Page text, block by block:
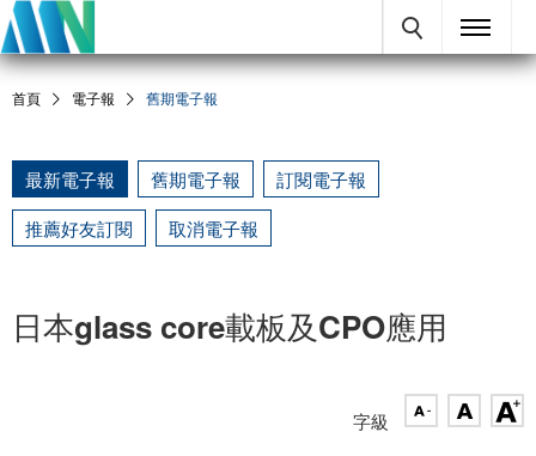
首頁 電子報 舊期電子報
最新電子報 舊期電子報
訂閱電子報
推薦好友訂閱
取消電子報
日本glass core載板及CPO應用
字級